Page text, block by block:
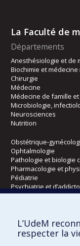
La Faculté de
Départements
Anesthésiologie et de
Biochimie et
Chirurgie
Médecine
Médecine de famille
Microbiologie,
Neurosciences
Nutrition
Obstétrique-
Ophtalmologie
Pathologie et biologie
Pharmacologie et
Pédiatrie
Psychiatrie et
Radiologie, radio-
Écoles
L’UdeM
respecter la